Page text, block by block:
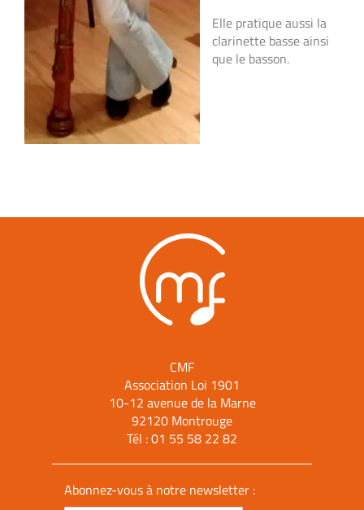
Elle pratique aussi la
clarinette basse ainsi
que le basson.
CMF
Association Loi 1901
10-12 avenue de la Marne
92120 Montrouge
Tél :01 55 58 22 82
Abonnez-vous à notre newsletter :